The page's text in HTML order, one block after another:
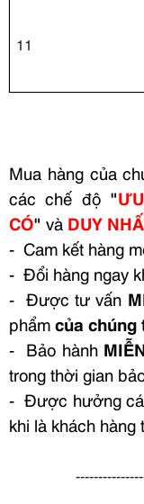
11
Mua hàng của
các chế độ"
CÓ" và DUY
- Cam kết hàng
- Đổi hàng ngay
- Được tư vấn
phẩmcủa chúng
- Bảo hành
trong thời gian
- Được hưởng
khi là khách hàng